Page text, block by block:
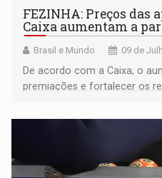
FEZINHA: Preços das
Caixa aumentam a
Brasil e Mundo 09 de
De acordo com a Caixa, o
premiações e fortalecer os